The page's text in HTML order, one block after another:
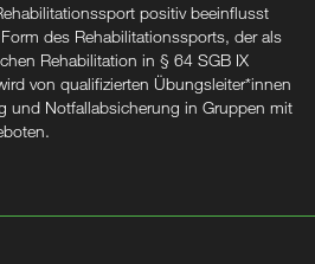
positiv beeinflusst
des Rehabilitationssports, der als
Rehabilitation in § 64 SGB IX
von qualifizierten Übungsleiter*innen
und Notfallabsicherung in Gruppen mit